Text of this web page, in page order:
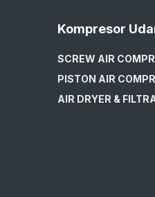
Kompresor
SCREW AIR
PISTON AIR
AIR DRYER &